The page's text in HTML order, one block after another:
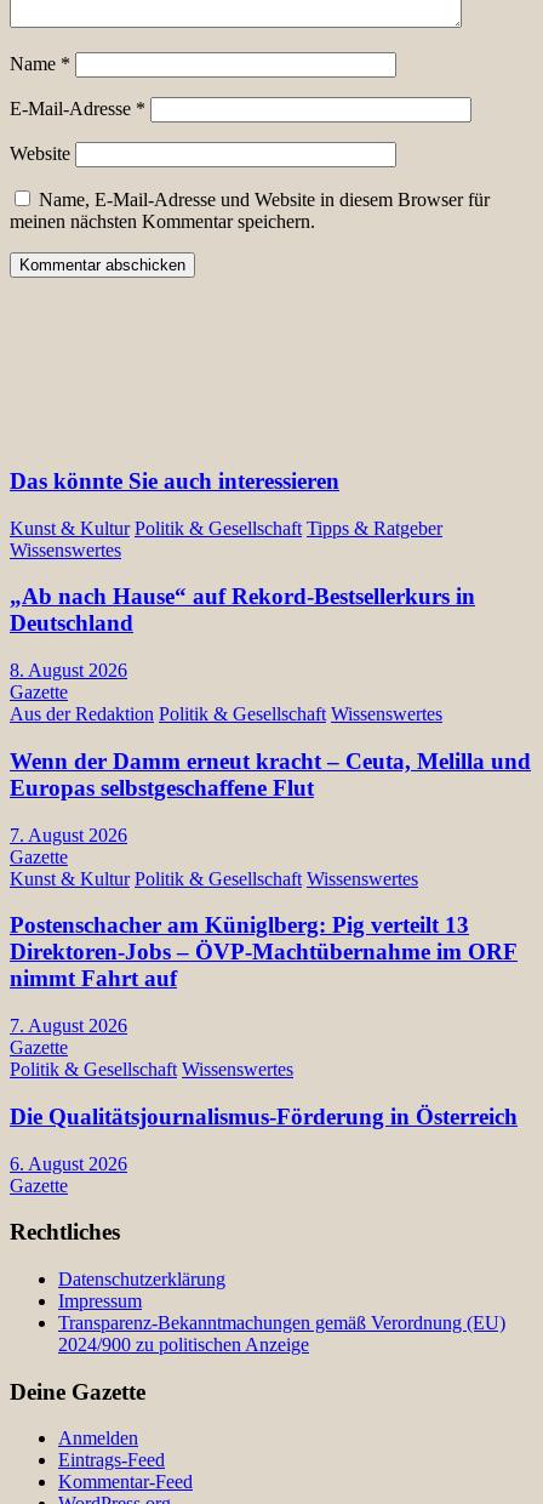
Name *
E-Mail-Adresse *
Website
Name, E-Mail-Adresse und Website in diesem Browser für
meinen nächsten Kommentar speichern.
Das könnte Sie auch interessieren
Kunst & Kultur Politik & Gesellschaft Tipps & Ratgeber
Wissenswertes
„Ab nach Hause“ auf Rekord-Bestsellerkurs in
Deutschland
8. August 2026
Gazette
Aus der Redaktion Politik & Gesellschaft Wissenswertes
Wenn der Damm erneut kracht – Ceuta, Melilla und
Europas selbstgeschaffene Flut
7. August 2026
Gazette
Kunst & Kultur Politik & Gesellschaft Wissenswertes
Postenschacher am Küniglberg: Pig verteilt 13
Direktoren-Jobs – ÖVP-Machtübernahme im ORF
nimmt Fahrt auf
7. August 2026
Gazette
Politik & Gesellschaft Wissenswertes
Die Qualitätsjournalismus-Förderung in Österreich
6. August 2026
Gazette
Rechtliches
Datenschutzerklärung
Impressum
Transparenz-Bekanntmachungen gemäß Verordnung (EU)
2024/900 zu politischen Anzeige
Deine Gazette
Anmelden
Eintrags-Feed
Kommentar-Feed